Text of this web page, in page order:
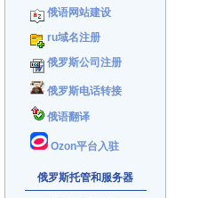
俄语网站建设
ru域名注册
俄罗斯公司注册
俄罗斯电话转接
俄语翻译
Ozon平台入驻
俄罗斯托管和服务器